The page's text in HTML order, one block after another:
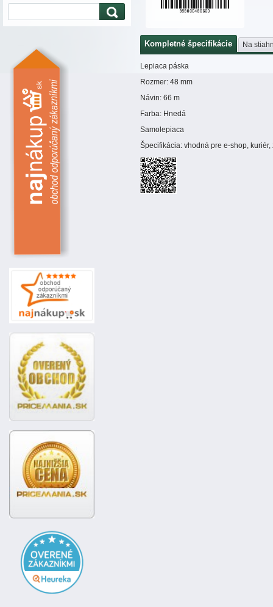
Kompletné špecifikácie Na
Lepiaca páska
Rozmer: 48 mm
Návin: 66 m
Farba: Hnedá
Samolepiaca
Špecifikácia: vhodná pre e-shop,